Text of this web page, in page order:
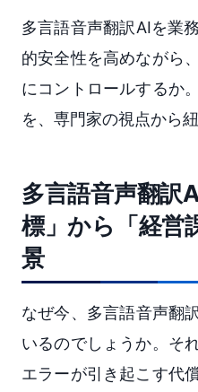
多言語音声翻訳AIを業
的安全性を高めながら
にコントロールするか
を、専門家の視点から
多言語音声翻訳
標」から「経営
景
なぜ今、多言語音声翻
いるのでしょうか。そ
エラーが引き起こす代